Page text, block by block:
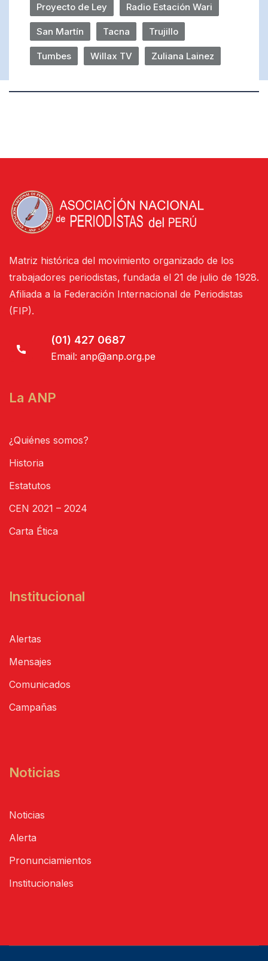
Proyecto de Ley Radio Estación Wari
San Martín Tacna Trujillo
Tumbes Willax TV Zuliana Lainez
Matriz histórica del movimiento organizado de los
trabajadores periodistas, fundada el 21 de julio de 1928.
Afiliada a la Federación Internacional de Periodistas
(FIP).
(01) 427 0687
Email: anp@anp.org.pe
La ANP
¿Quiénes somos?
Historia
Estatutos
CEN 2021 – 2024
Carta Ética
Institucional
Alertas
Mensajes
Comunicados
Campañas
Noticias
Noticias
Alerta
Pronunciamientos
Institucionales